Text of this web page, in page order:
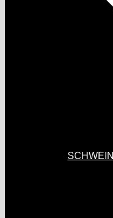
SCHWEIN